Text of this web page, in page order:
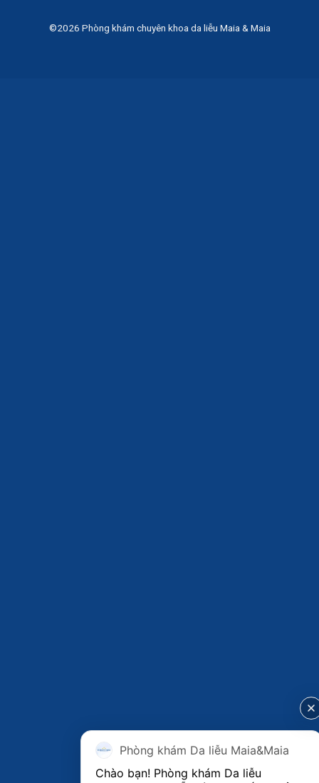
©2026 Phòng khám chuyên khoa da liễu Maia & Maia
Phòng khám Da liễu Maia&Maia
Chào bạn! Phòng khám Da liễu